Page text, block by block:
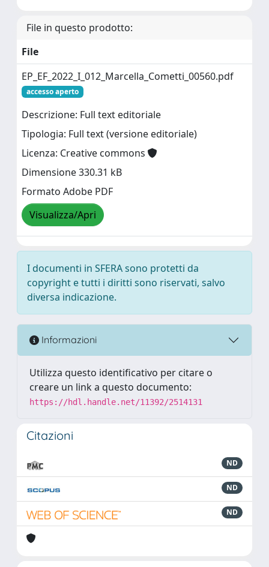
File in questo prodotto:
File
EP_EF_2022_I_012_Marcella_Cometti_00560.pdf
accesso aperto
Descrizione: Full text editoriale
Tipologia: Full text (versione editoriale)
Licenza: Creative commons
Dimensione 330.31 kB
Formato Adobe PDF
Visualizza/Apri
I documenti in SFERA sono protetti da
copyright e tutti i diritti sono riservati, salvo
diversa indicazione.
Informazioni
Utilizza questo identificativo per citare o
creare un link a questo documento:
https://hdl.handle.net/11392/2514131
Citazioni
ND
ND
ND